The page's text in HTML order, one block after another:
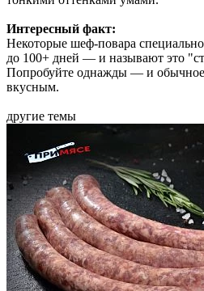
Интересный факт:
Некоторые шеф-повара
до 100+ дней — и называют это
Попробуйте однажды — и обычное
вкусным.
другие темы